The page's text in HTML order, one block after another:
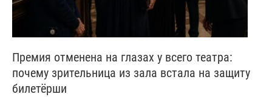
Премия отменена на глазах у всего театра:
почему зрительница из зала встала на защиту
билетёрши